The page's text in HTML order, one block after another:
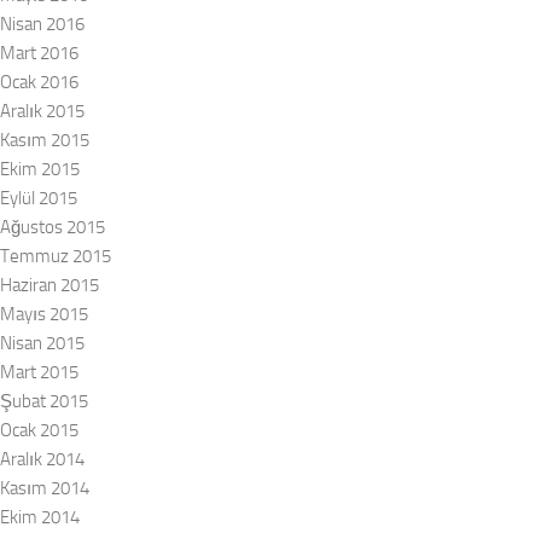
Nisan 2016
Mart 2016
Ocak 2016
Aralık 2015
Kasım 2015
Ekim 2015
Eylül 2015
Ağustos 2015
Temmuz 2015
Haziran 2015
Mayıs 2015
Nisan 2015
Mart 2015
Şubat 2015
Ocak 2015
Aralık 2014
Kasım 2014
Ekim 2014